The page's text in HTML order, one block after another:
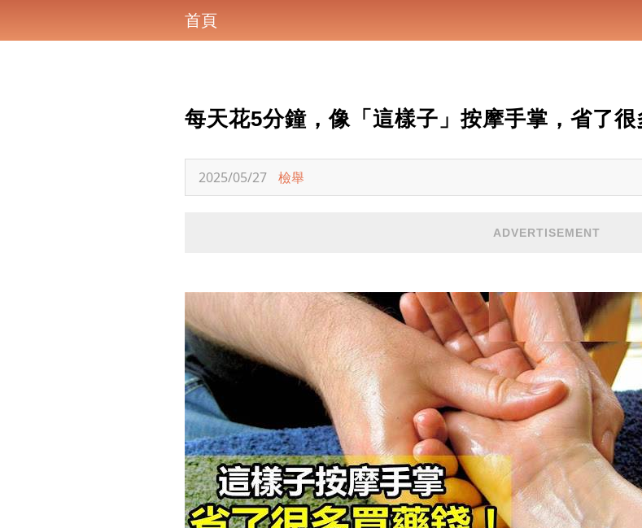
首頁
每天花5分鐘，像「這樣子」按摩手掌，省了
2025/05/27 檢舉
ADVERTISEMENT